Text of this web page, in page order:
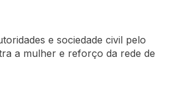
e sociedade civil pelo
a mulher e reforço da rede de